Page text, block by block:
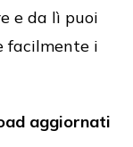
e da lì puoi
facilmente i
aggiornati